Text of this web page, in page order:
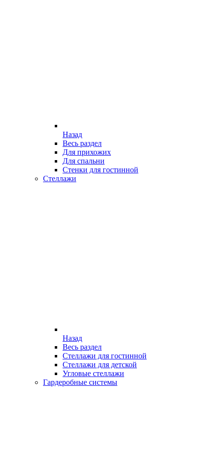
Назад
Весь раздел
Для прихожих
Для спальни
Стенки для гостинной
Стеллажи
Назад
Весь раздел
Стеллажи для гостинной
Стеллажи для детской
Угловые стеллажи
Гардеробные системы